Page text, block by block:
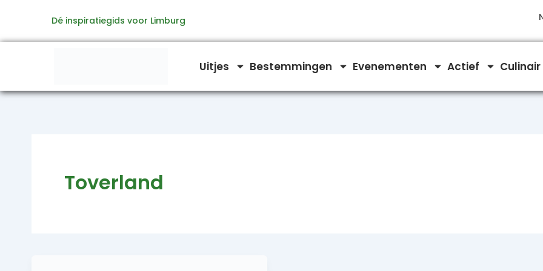
de
Dé inspiratiegids voor Limburg
Uitjes Bestemmingen Evenementen Actief Culinair
Toverland